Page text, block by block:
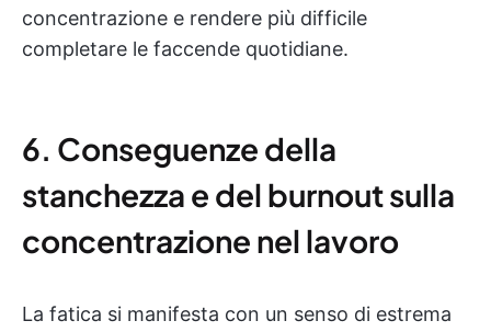
concentrazione e rendere più difficile
completare le faccende quotidiane.
6. Conseguenze della
stanchezza e del burnout sulla
concentrazione nel lavoro
La fatica si manifesta con un senso di estrema